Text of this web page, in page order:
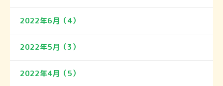
2022年6月（4）
2022年5月（3）
2022年4月（5）